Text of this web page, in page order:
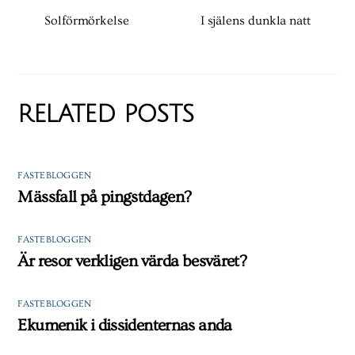
Solförmörkelse I själens dunkla natt
RELATED POSTS
FASTEBLOGGEN
Mässfall på pingstdagen?
FASTEBLOGGEN
Är resor verkligen värda besväret?
FASTEBLOGGEN
Ekumenik i dissidenternas anda